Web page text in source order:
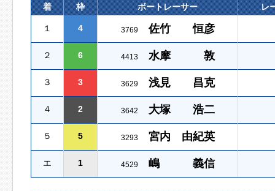
着 枠 ボートレーサー レ
１ 4 3769 佐竹 恒彦
２ 6 4413 水摩 敦
３ 3 3629 浅見 昌克
４ 2 3642 大塚 浩二
５ 5 3293 宮内 由紀英
エ 1 4529 嶋 義信